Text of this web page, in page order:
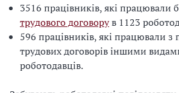
3516 працівників, які працювали
трудового договорув 1123
596 працівників, які працювали з
трудових договорів іншими
роботодавців.